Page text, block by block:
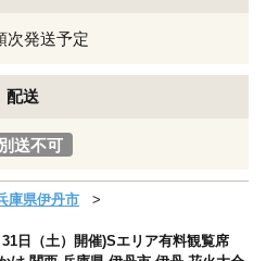
次発送予定
配送
別送不可
庫県伊丹市
日（土）開催)Sエリア有料観覧席